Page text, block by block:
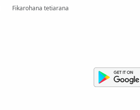
Fikarohana tetiarana